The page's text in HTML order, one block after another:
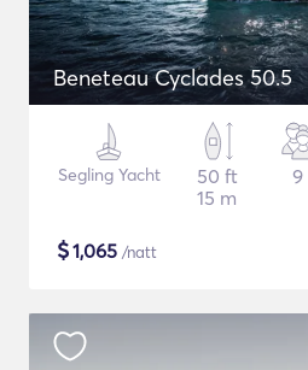
Beneteau Cyclades 50.5
Segling Yacht
50 ft
15 m
9
$1,065 /natt